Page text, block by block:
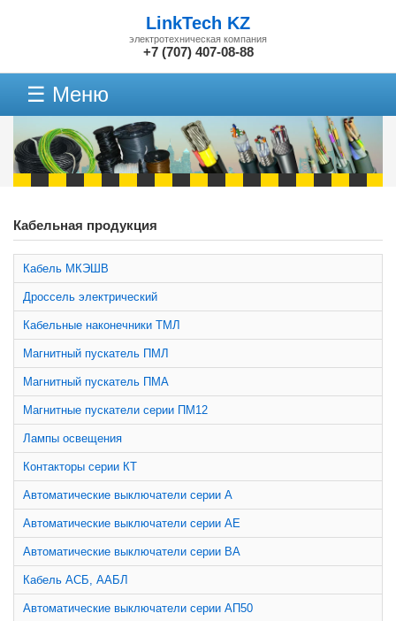
LinkTech KZ
электротехническая компания
+7 (707) 407-08-88
☰ Меню
Кабельная продукция
Кабель МКЭШВ
Дроссель электрический
Кабельные наконечники ТМЛ
Магнитный пускатель ПМЛ
Магнитный пускатель ПМА
Магнитные пускатели серии ПМ12
Лампы освещения
Контакторы серии КТ
Автоматические выключатели серии А
Автоматические выключатели серии АЕ
Автоматические выключатели серии ВА
Кабель АСБ, ААБЛ
Автоматические выключатели серии АП50